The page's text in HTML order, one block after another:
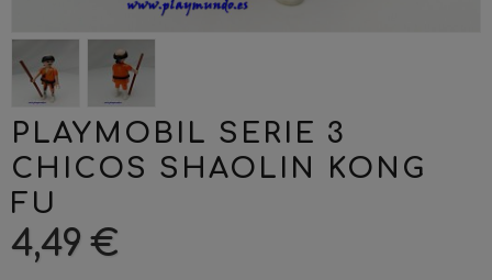
PLAYMOBIL SERIE 3
CHICOS SHAOLIN KONG
FU
4,49 €